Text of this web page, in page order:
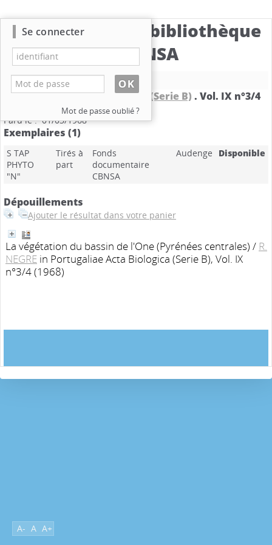
Catalogue de la bibliothèque
du CBNSA
Nouvelle recherche
Portugaliae Acta Biologica (Serie B) . Vol. IX n°3/4
Mention de date : 1968
Paru le : 01/03/1968
Exemplaires (1)
S TAP
PHYTO
"N"
Tirés à
part
Fonds
documentaire
CBNSA
Audenge Disponible
Dépouillements
Ajouter le résultat dans votre panier
La végétation du bassin de l'One (Pyrénées centrales) / R.
NEGRE in Portugaliae Acta Biologica (Serie B), Vol. IX
n°3/4 (1968)
A- A A+
Se connecter
Mot de passe oublié ?